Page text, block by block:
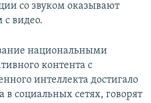
со звуком оказывают
с видео.
национальными
контента с
интеллекта достигало
в социальных сетях, говорят